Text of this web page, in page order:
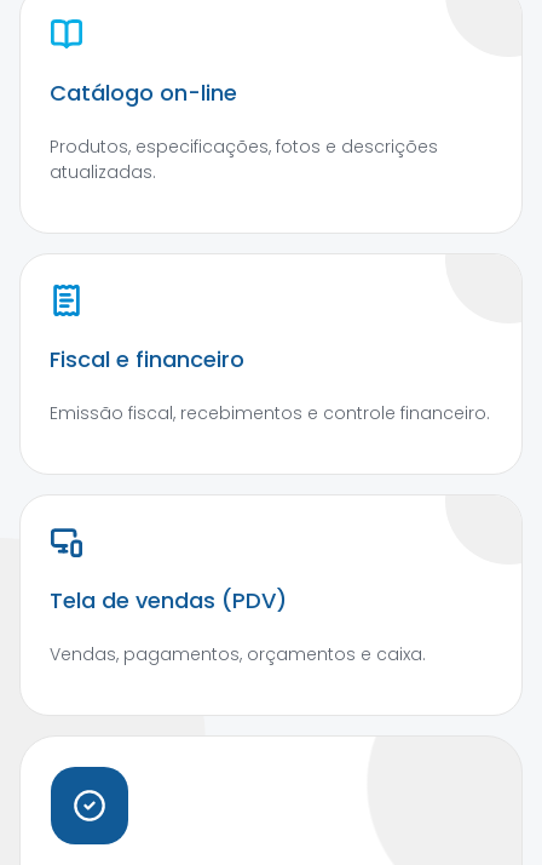
Catálogo on-line
Produtos, especificações, fotos e descrições
atualizadas.
Fiscal e financeiro
Emissão fiscal, recebimentos e controle financeiro.
Tela de vendas (PDV)
Vendas, pagamentos, orçamentos e caixa.